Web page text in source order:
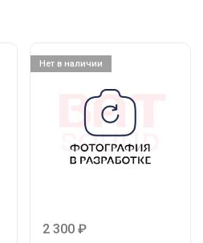
Нет в наличии
2 300 ₽